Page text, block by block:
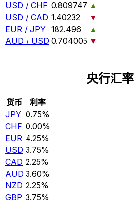
USD / CHF 0.809747 ▲
USD / CAD 1.40232
▼
EUR / JPY 182.496
▲
AUD / USD 0.704005 ▼
央行汇率
货币
利率
JPY 0.75%
CHF 0.00%
EUR 4.25%
USD 3.75%
CAD 2.25%
AUD 3.60%
NZD 2.25%
GBP 3.75%